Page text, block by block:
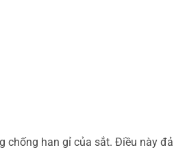
chống han gỉ của sắt. Điều này